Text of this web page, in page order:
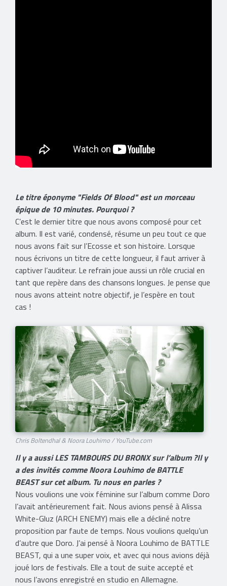
Le titre éponyme "Fields Of Blood" est un morceau
épique de 10 minutes. Pourquoi ?
C’est le dernier titre que nous avons composé pour cet
album. Il est varié, condensé, résume un peu tout ce que
nous avons fait sur l’Ecosse et son histoire. Lorsque
nous écrivons un titre de cette longueur, il faut arriver à
captiver l’auditeur. Le refrain joue aussi un rôle crucial en
tant que repère dans des chansons longues. Je pense que
nous avons atteint notre objectif, je l’espère en tout
cas !
Chris Boltendhal & Noora Louhimo / YouTube.com
Il y a aussi LES TAMBOURS DU BRONX sur l’album ?Il y
a des invités comme Noora Louhimo de BATTLE
BEAST sur cet album. Tu nous en parles ?
Nous voulions une voix féminine sur l’album comme Doro
l’avait antérieurement fait. Nous avions pensé à Alissa
White-Gluz (ARCH ENEMY) mais elle a décliné notre
proposition par faute de temps. Nous voulions quelqu’un
d’autre que Doro. J’ai pensé à Noora Louhimo de BATTLE
BEAST, qui a une super voix, et avec qui nous avions déjà
joué lors de festivals. Elle a tout de suite accepté et
nous l’avons enregistré en studio en Allemagne.